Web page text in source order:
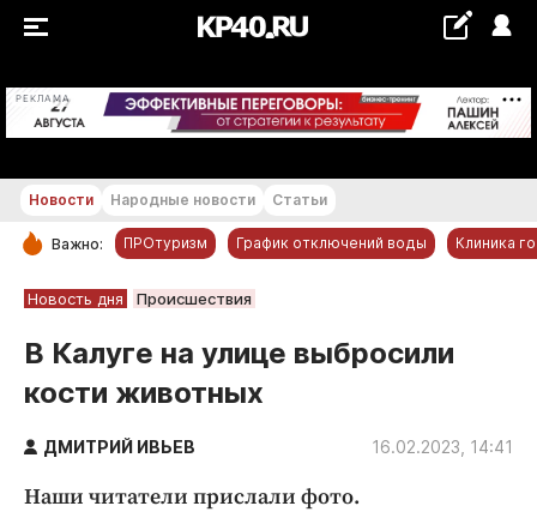
РЕКЛАМА +16...+17 °С
РУБРИКИ
Новости компаний
Статьи
Народные новости
Благоустройство
Новости Народные новости Статьи
Важно: ПРОтуризм График отключений воды Клиника
Новость дня Происшествия
В Калуге на улице выбросили
кости животных
ДМИТРИЙ ИВЬЕВ 16.02.2023, 14:41
Наши читатели прислали фото.